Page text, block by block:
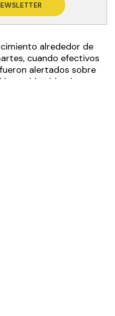
alrededor de
cuando efectivos
alertados sobre
ubicado en